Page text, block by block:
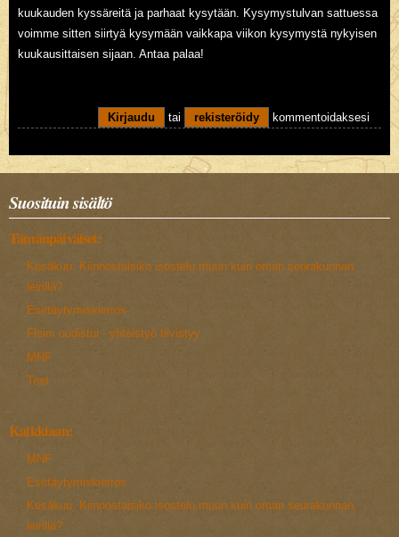
kuukauden kyssäreitä ja parhaat kysytään. Kysymystulvan sattuessa
voimme sitten siirtyä kysymään vaikkapa viikon kysymystä nykyisen
kuukausittaisen sijaan. Antaa palaa!
Kirjaudu tai rekisteröidy kommentoidaksesi
Suosituin sisältö
Tämänpäiväiset:
Kesäkuu: Kiinnostaisiko isostelu muun kuin oman seurakunnan
leirillä?
Esittäytymiskierros
Fleim uudistui - yhteistyö tiivistyy
MNF
Test
Kaikkiaan:
MNF
Esittäytymiskierros
Kesäkuu: Kiinnostaisiko isostelu muun kuin oman seurakunnan
leirillä?